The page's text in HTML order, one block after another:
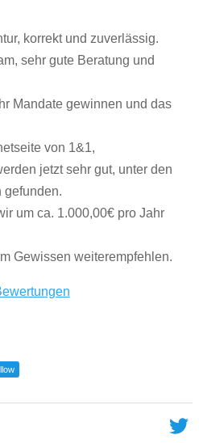
korrekt und zuverlässig.
sehr gute Beratung und
Mandate gewinnen und das
von 1&1,
jetzt sehr gut, unter den
gefunden.
um ca. 1.000,00€ pro Jahr
Gewissen weiterempfehlen.